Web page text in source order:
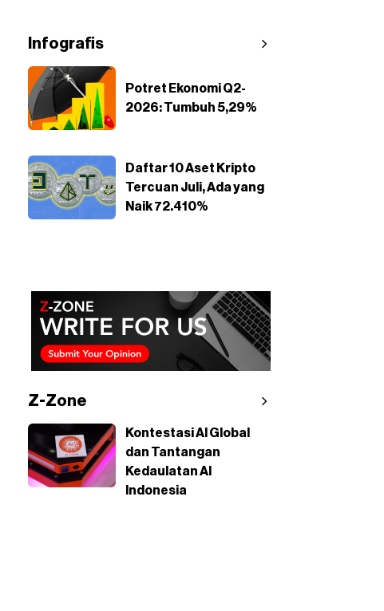
Infografis
Potret Ekonomi Q2-
2026: Tumbuh 5,29%
Daftar 10 Aset Kripto
Tercuan Juli, Ada yang
Naik 72.410%
Z-Zone
Kontestasi AI Global
dan Tantangan
Kedaulatan AI
Indonesia